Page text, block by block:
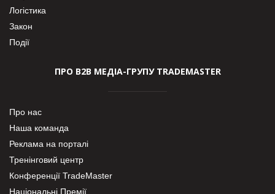
Логістика
Закон
Події
ПРО В2В МЕДІА-ГРУПУ TRADEMASTER
Про нас
Наша команда
Реклама на порталі
Тренінговий центр
Конференції TradeMaster
Національні Премії